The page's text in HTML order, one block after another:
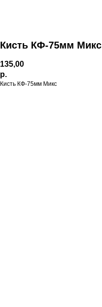
Кисть КФ-75мм Микс
135,00
р.
Кисть КФ-75мм Микс